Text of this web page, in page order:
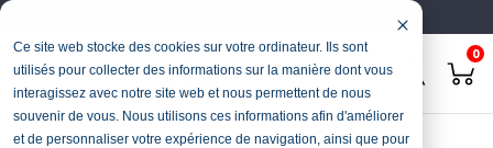
Ce site web stocke des cookies sur votre ordinateur. Ils sont
utilisés pour collecter des informations sur la manière dont vous
interagissez avec notre site web et nous permettent de nous
souvenir de vous. Nous utilisons ces informations afin d'améliorer
et de personnaliser votre expérience de navigation, ainsi que pour
0
Startseite Reinigung Kehrsaugroboter ECOBOT Vacuum 40